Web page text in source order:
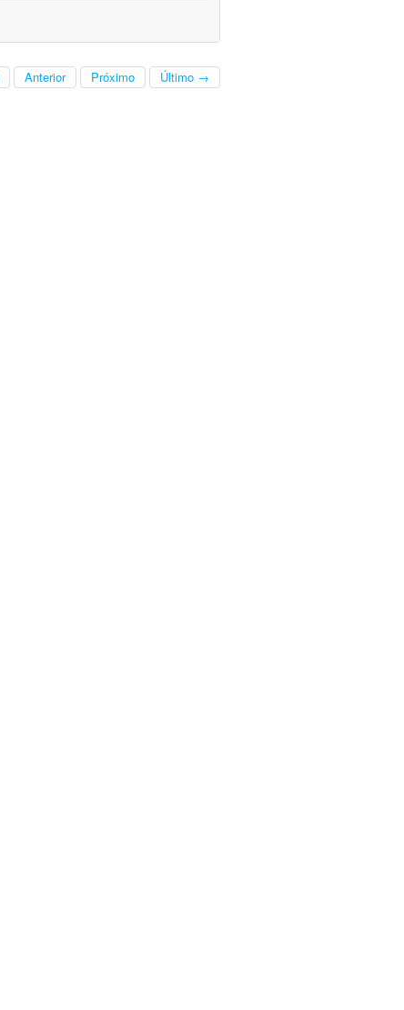
Anterior Próximo Último →